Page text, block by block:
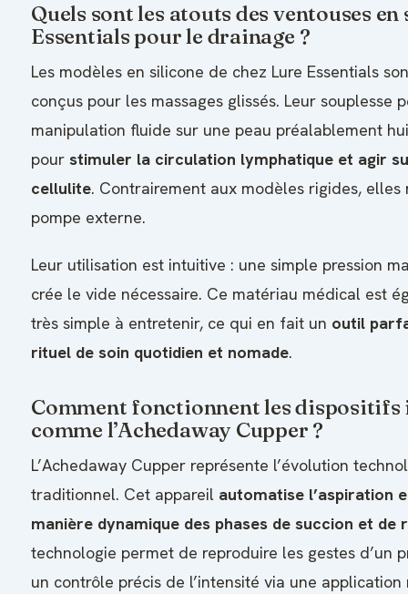
Quels sont les atouts des ventouses
Essentials pour le drainage ?
Les modèles en silicone de chez Lure Essentials
conçus pour les massages glissés. Leur souplesse
manipulation fluide sur une peau préalablement
pour stimuler la circulation lymphatique et agir
cellulite. Contrairement aux modèles rigides, elles
pompe externe.
Leur utilisation est intuitive : une simple pression
crée le vide nécessaire. Ce matériau médical est
très simple à entretenir, ce qui en fait un outil
rituel de soin quotidien et nomade.
Comment fonctionnent les
comme l’Achedaway Cupper ?
L’Achedaway Cupper représente l’évolution
traditionnel. Cet appareil automatise l’aspiration
manière dynamique des phases de succion et de
technologie permet de reproduire les gestes d’un
un contrôle précis de l’intensité via une application